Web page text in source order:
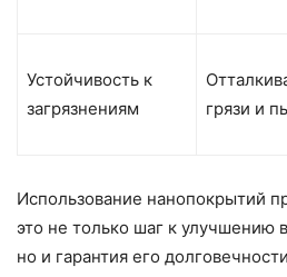
Устойчивость к
загрязнениям
грязи и
Использование нанопокрытий
это не только шаг к улучшению
но и гарантия его